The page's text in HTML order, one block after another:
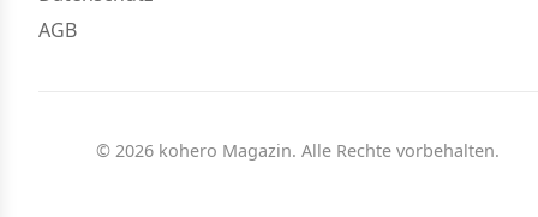
AGB
© 2026 kohero Magazin. Alle Rechte vorbehalten.